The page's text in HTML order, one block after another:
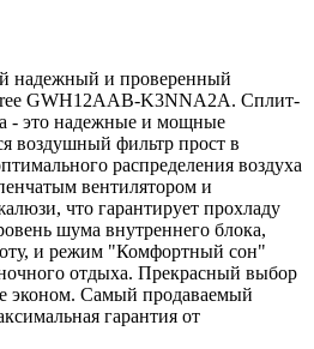
надежный и проверенный
GWH12AAB-K3NNA2A. Сплит-
- это надежные и мощные
фильтр прост в
распределения воздуха
вентилятором и
что гарантирует прохладу
шума внутреннего блока,
и режим "Комфортный сон"
отдыха. Прекрасный выбор
эконом. Самый продаваемый
гарантия от